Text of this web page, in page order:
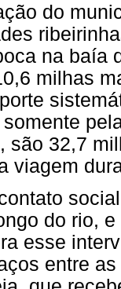
do
na baía
milhas
são 32,7
viagem
do rio,
esse
entre